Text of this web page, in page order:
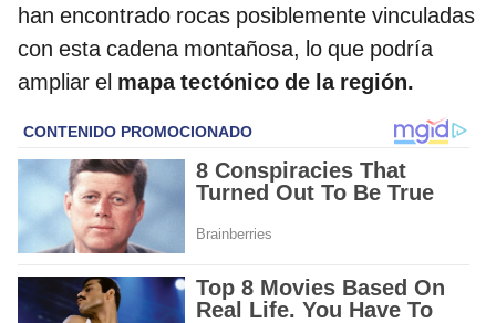
han encontrado rocas posiblemente vinculadas
con esta cadena montañosa, lo que podría
ampliar el mapa tectónico de la región.